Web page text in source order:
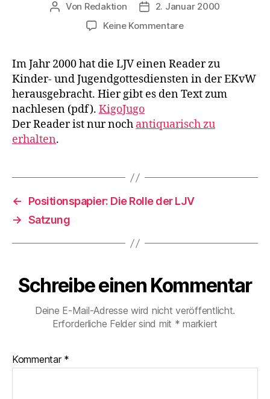
Beitragsautor
Von Redaktion Beitragsdatum
2. Januar 2000
Keine Kommentarezu
in
Westfalen
Im Jahr 2000 hat die LJV einen Reader zu
Kinder- und Jugendgottesdiensten in der EKvW
herausgebracht. Hier gibt es den Text zum
nachlesen (pdf). KigoJugo
Der Reader ist nur noch antiquarisch zu
erhalten.
←
Positionspapier: Die Rolle der LJV
→ Satzung
Schreibe einen Kommentar
Deine E-Mail-Adresse wird nicht veröffentlicht.
Erforderliche Felder sind mit * markiert
Kommentar *